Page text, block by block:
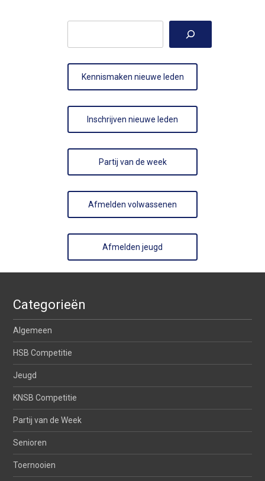
Kennismaken nieuwe leden
Inschrijven nieuwe leden
Partij van de week
Afmelden volwassenen
Afmelden jeugd
Categorieën
Algemeen
HSB Competitie
Jeugd
KNSB Competitie
Partij van de Week
Senioren
Toernooien